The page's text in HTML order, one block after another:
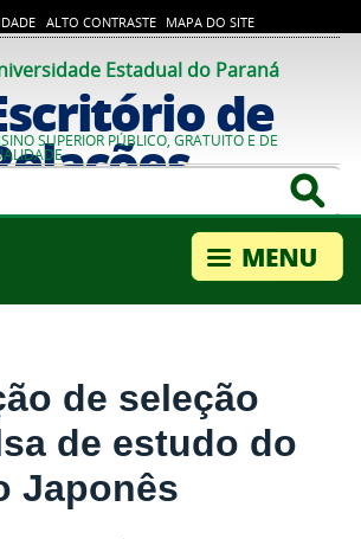
ALTO CONTRASTE MAPA DO SITE
Estadual do Paraná
de
SUPERIOR PÚBLICO, GRATUITO E DE
de seleção
de estudo do
Japonês